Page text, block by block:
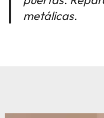
metálicas.